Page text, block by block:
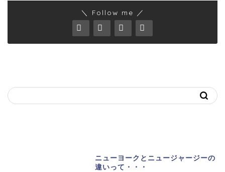
＼ Follow me ／
ニューヨークとニュージャージーの
違いって・・・